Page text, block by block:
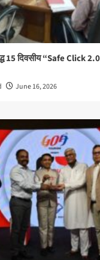
15 दिवसीय “Safe Click
June 16, 2026